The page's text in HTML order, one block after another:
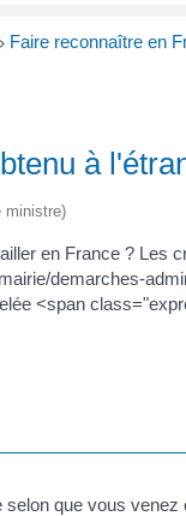
> Faire reconnaître en
à
ministre)
en France ?
demarches-
<span
que vous